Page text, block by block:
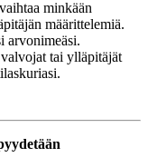
minkään
määrittelemiä.
arvonimeäsi.
tai ylläpitäjät